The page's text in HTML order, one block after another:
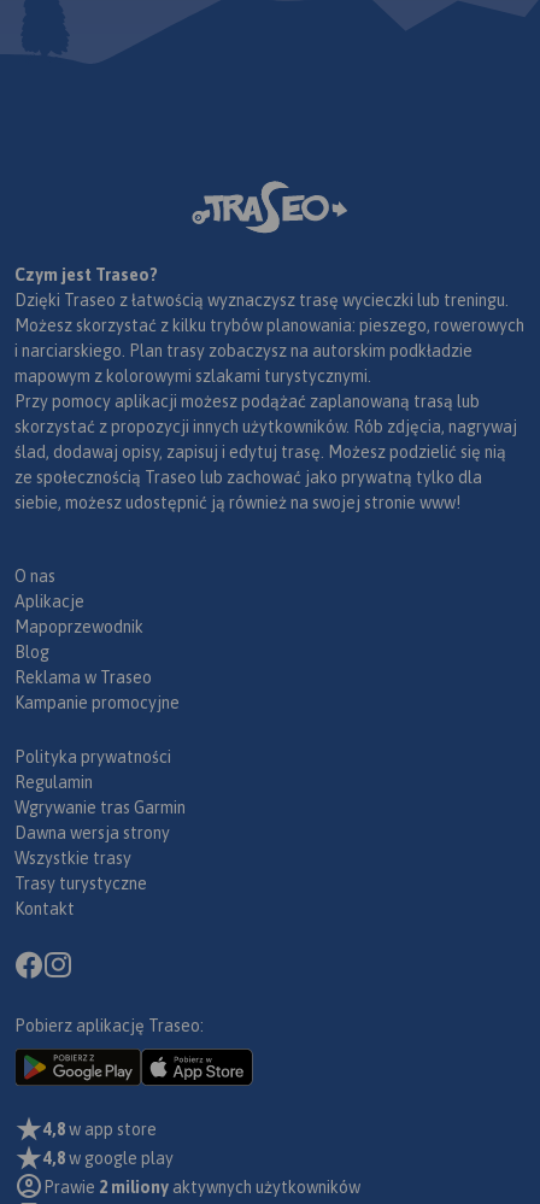
Czym jest Traseo?
Dzięki Traseo z łatwością wyznaczysz trasę wycieczki lub treningu.
Możesz skorzystać z kilku trybów planowania: pieszego, rowerowych
i narciarskiego. Plan trasy zobaczysz na autorskim podkładzie
mapowym z kolorowymi szlakami turystycznymi.
Przy pomocy aplikacji możesz podążać zaplanowaną trasą lub
skorzystać z propozycji innych użytkowników. Rób zdjęcia, nagrywaj
ślad, dodawaj opisy, zapisuj i edytuj trasę. Możesz podzielić się nią
ze społecznością Traseo lub zachować jako prywatną tylko dla
siebie, możesz udostępnić ją również na swojej stronie www!
O nas
Aplikacje
Mapoprzewodnik
Blog
Reklama w Traseo
Kampanie promocyjne
Polityka prywatności
Regulamin
Wgrywanie tras Garmin
Dawna wersja strony
Wszystkie trasy
Trasy turystyczne
Kontakt
Pobierz aplikację Traseo:
4,8w app store
4,8w google play
Prawie 2 miliony aktywnych użytkowników